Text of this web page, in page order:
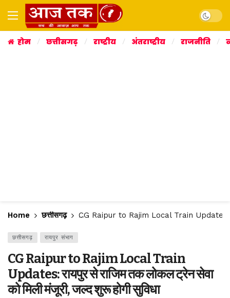
Dark
होम छत्तीसगढ़ राष्ट्रीय अंतराष्ट्रीय राजनीति
Home छत्तीसगढ़ CG Raipur to Rajim Local Train Updates:
छत्तीसगढ़ रायपुर संभाग
CG Raipur to Rajim Local Train
Updates: रायपुर से राजिम तक लोकल ट्रेन सेवा
को मिली मंजूरी, जल्द शुरू होगी सुविधा